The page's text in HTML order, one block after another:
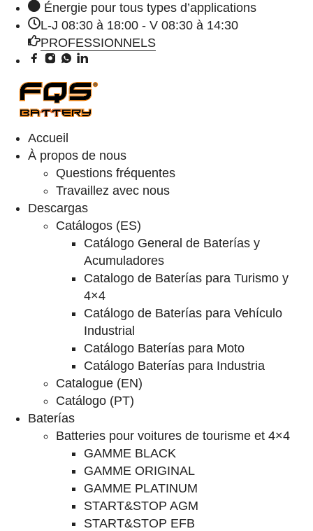
Énergie pour tous types d’applications
L-J 08:30 à 18:00 - V 08:30 à 14:30
PROFESSIONNELS
Accueil
À propos de nous
Questions fréquentes
Travaillez avec nous
Descargas
Catálogos (ES)
Catálogo General de Baterías y
Acumuladores
Catalogo de Baterías para Turismo y
4×4
Catálogo de Baterías para Vehículo
Industrial
Catálogo Baterías para Moto
Catálogo Baterías para Industria
Catalogue (EN)
Catálogo (PT)
Baterías
Batteries pour voitures de tourisme et 4×4
GAMME BLACK
GAMME ORIGINAL
GAMME PLATINUM
START&STOP AGM
START&STOP EFB